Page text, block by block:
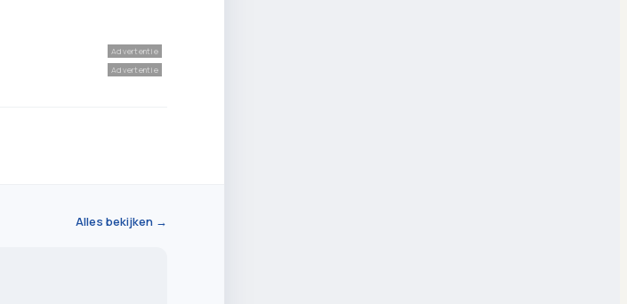
Advertentie
Advertentie
Alles bekijken →